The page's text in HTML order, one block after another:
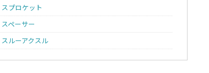
スプロケット
スペーサー
スルーアクスル